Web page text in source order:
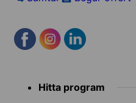
menu Hitta program